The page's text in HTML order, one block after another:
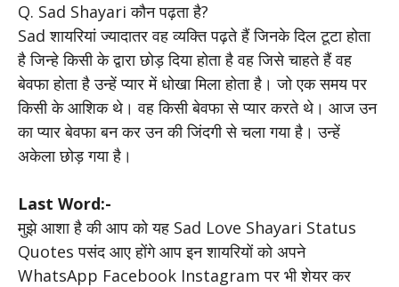
Q. Sad Shayari कौन पढ़ता है?
Sad शायरियां ज्यादातर वह व्यक्ति पढ़ते हैं जिनके दिल टूटा होता
है जिन्हे किसी के द्वारा छोड़ दिया होता है वह जिसे चाहते हैं वह
बेवफा होता है उन्हें प्यार में धोखा मिला होता है। जो एक समय पर
किसी के आशिक थे। वह किसी बेवफा से प्यार करते थे। आज उन
का प्यार बेवफा बन कर उन की जिंदगी से चला गया है। उन्हें
अकेला छोड़ गया है।
Last Word:-
मुझे आशा है की आप को यह Sad Love Shayari Status
Quotes पसंद आए होंगे आप इन शायरियों को अपने
WhatsApp Facebook Instagram पर भी शेयर कर